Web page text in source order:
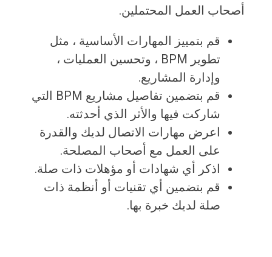
أصحاب العمل المحتملين.
قم بتمييز المهارات الأساسية ، مثل
تطوير BPM ، وتحسين العمليات ،
وإدارة المشاريع.
قم بتضمين تفاصيل مشاريع BPM التي
شاركت فيها والأثر الذي أحدثته.
اعرض مهارات الاتصال لديك والقدرة
على العمل مع أصحاب المصلحة.
اذكر أي شهادات أو مؤهلات ذات صلة.
قم بتضمين أي تقنيات أو أنظمة ذات
صلة لديك خبرة بها.